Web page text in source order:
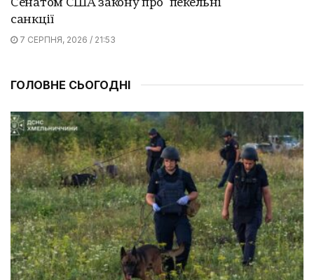
Сенатом США закону про "пекельні"
санкції
7 СЕРПНЯ, 2026 / 21:53
ГОЛОВНЕ СЬОГОДНІ